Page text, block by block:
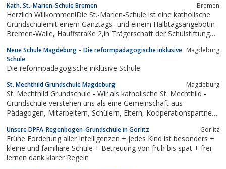
Kath. St.-Marien-Schule Bremen Bremen
Herzlich Willkommen!Die St.-Marien-Schule ist eine katholische
Grundschulemit einem Ganztags- und einem Halbtagsangebotin
Bremen-Walle, Hauffstraße 2,in Trägerschaft der Schulstiftung
Neue Schule Magdeburg – Die reformpädagogische inklusive
Schule
Magdeburg
Die reformpädagogische inklusive Schule
St. Mechthild Grundschule Magdeburg Magdeburg
St. Mechthild Grundschule - Wir als katholische St. Mechthild -
Grundschule verstehen uns als eine Gemeinschaft aus
Pädagogen, Mitarbeitern, Schülern, Eltern, Kooperationspartnern
Unsere DPFA-Regenbogen-Grundschule in Görlitz Görlitz
Frühe Förderung aller Intelligenzen + jedes Kind ist besonders +
kleine und familiäre Schule + Betreuung von früh bis spät + frei
lernen dank klarer Regeln